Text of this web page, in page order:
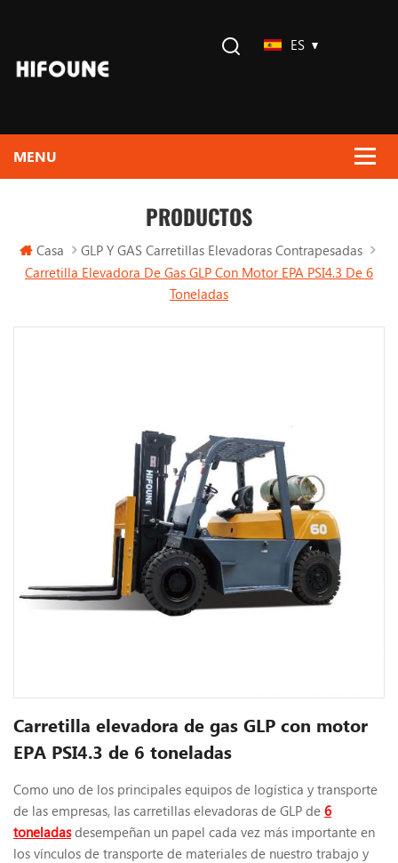
ES
PRODUCTOS
Casa
GLP Y GAS Carretillas Elevadoras Contrapesadas
Carretilla Elevadora De Gas GLP Con Motor EPA PSI4.3 De 6
Toneladas
Carretilla elevadora de gas GLP con motor
EPA PSI4.3 de 6 toneladas
Como uno de los principales equipos de logística y transporte
de las empresas, las carretillas elevadoras de GLP de 6
toneladasdesempeñan un papel cada vez más importante en
los vínculos de transporte de materiales de nuestro trabajo y